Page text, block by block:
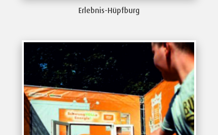
Erlebnis-Hüpfburg